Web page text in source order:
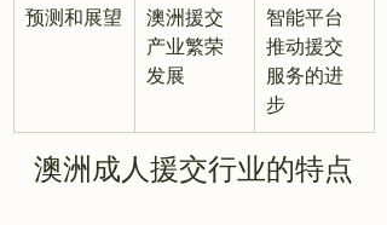
预测和展望
澳洲援交
产业繁荣
发展
智能平台
推动援交
服务的进
步
澳洲成人援交行业的特点